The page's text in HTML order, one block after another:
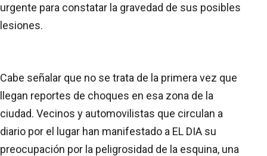
urgente para constatar la gravedad de sus posibles
lesiones.
Cabe señalar que no se trata de la primera vez que
llegan reportes de choques en esa zona de la
ciudad. Vecinos y automovilistas que circulan a
diario por el lugar han manifestado a EL DIA su
preocupación por la peligrosidad de la esquina, una